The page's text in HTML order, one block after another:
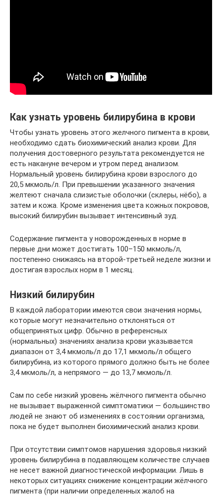
Как узнать уровень билирубина в крови
Чтобы узнать уровень этого желчного пигмента в крови,
необходимо сдать биохимический анализ крови. Для
получения достоверного результата рекомендуется не
есть накануне вечером и утром перед анализом.
Нормальный уровень билирубина крови взрослого до
20,5 мкмоль/л. При превышении указанного значения
желтеют сначала слизистые оболочки (склеры, нёбо), а
затем и кожа. Кроме изменения цвета кожных покровов,
высокий билирубин вызывает интенсивный зуд.
Содержание пигмента у новорожденных в норме в
первые дни может достигать 100–150 мкмоль/л,
постепенно снижаясь на второй-третьей неделе жизни и
достигая взрослых норм в 1 месяц.
Низкий билирубин
В каждой лаборатории имеются свои значения нормы,
которые могут незначительно отклоняться от
общепринятых цифр. Обычно в референсных
(нормальных) значениях анализа крови указывается
диапазон от 3,4 мкмоль/л до 17,1 мкмоль/л общего
билирубина, из которого прямого должно быть не более
3,4 мкмоль/л, а непрямого — до 13,7 мкмоль/л.
Сам по себе низкий уровень жёлчного пигмента обычно
не вызывает выраженной симптоматики — большинство
людей не знают об изменениях в состоянии организма,
пока не будет выполнен биохимический анализ крови.
При отсутствии симптомов нарушения здоровья низкий
уровень билирубина в подавляющем количестве случаев
не несет важной диагностической информации. Лишь в
некоторых ситуациях снижение концентрации жёлчного
пигмента (при наличии определенных жалоб на